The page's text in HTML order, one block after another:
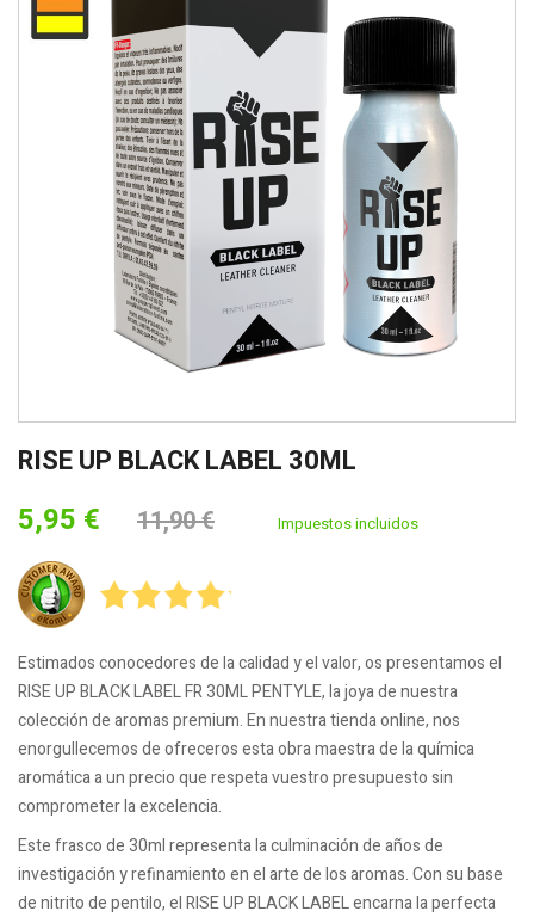
RISE UP BLACK LABEL 30ML
5,95 € 11,90 € Impuestos incluidos
Estimados conocedores de la calidad y el valor, os presentamos el
RISE UP BLACK LABEL FR 30ML PENTYLE, la joya de nuestra
colección de aromas premium. En nuestra tienda online, nos
enorgullecemos de ofreceros esta obra maestra de la química
aromática a un precio que respeta vuestro presupuesto sin
comprometer la excelencia.
Este frasco de 30ml representa la culminación de años de
investigación y refinamiento en el arte de los aromas. Con su base
de nitrito de pentilo, el RISE UP BLACK LABEL encarna la perfecta